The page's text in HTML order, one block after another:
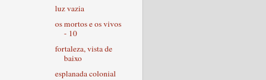
luz vazia
os mortos e os vivos
- 10
fortaleza, vista de
baixo
esplanada colonial